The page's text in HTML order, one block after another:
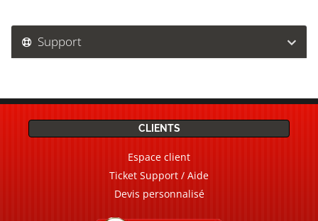
Support
CLIENTS
Espace client
Ticket Support / Aide
Devis personnalisé